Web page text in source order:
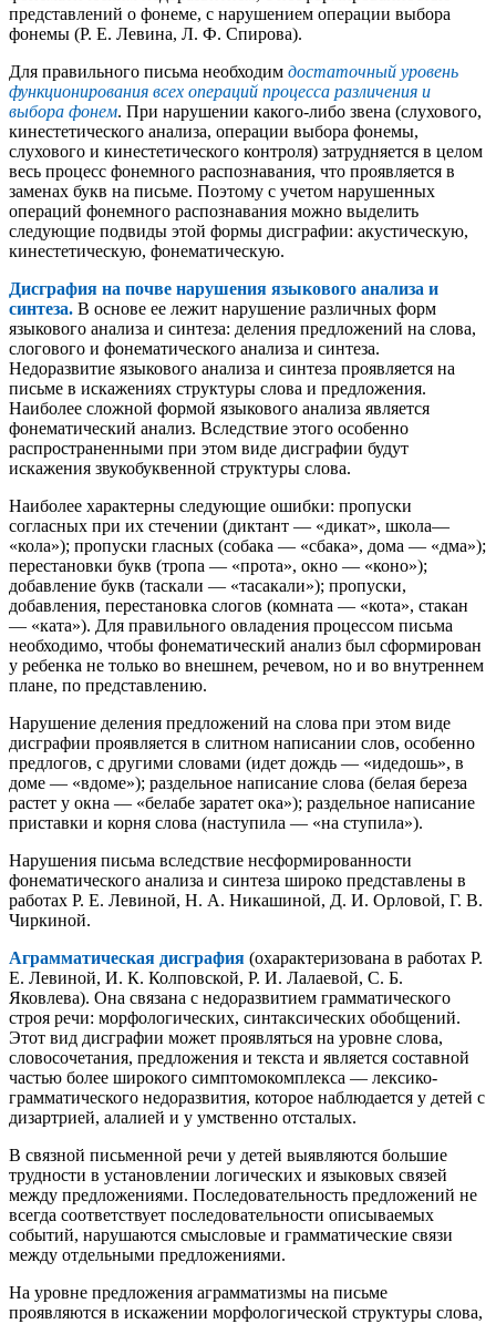
представлений о фонеме, с нарушением операции выбора
фонемы (Р. Е. Левина, Л. Ф. Спирова).
Для правильного письма необходим достаточный уровень
функционирования всех операций процесса различения и
выбора фонем. При нарушении какого-либо звена (слухового,
кинестетического анализа, операции выбора фонемы,
слухового и кинестетического контроля) затрудняется в целом
весь процесс фонемного распознавания, что проявляется в
заменах букв на письме. Поэтому с учетом нарушенных
операций фонемного распознавания можно выделить
следующие подвиды этой формы дисграфии: акустическую,
кинестетическую, фонематическую.
Дисграфия на почве нарушения языкового анализа и
синтеза. В основе ее лежит нарушение различных форм
языкового анализа и синтеза: деления предложений на слова,
слогового и фонематического анализа и синтеза.
Недоразвитие языкового анализа и синтеза проявляется на
письме в искажениях структуры слова и предложения.
Наиболее сложной формой языкового анализа является
фонематический анализ. Вследствие этого особенно
распространенными при этом виде дисграфии будут
искажения звукобуквенной структуры слова.
Наиболее характерны следующие ошибки: пропуски
согласных при их стечении (диктант — «дикат», школа—
«кола»); пропуски гласных (собака — «сбака», дома — «дма»);
перестановки букв (тропа — «прота», окно — «коно»);
добавление букв (таскали — «тасакали»); пропуски,
добавления, перестановка слогов (комната — «кота», стакан
— «ката»). Для правильного овладения процессом письма
необходимо, чтобы фонематический анализ был сформирован
у ребенка не только во внешнем, речевом, но и во внутреннем
плане, по представлению.
Нарушение деления предложений на слова при этом виде
дисграфии проявляется в слитном написании слов, особенно
предлогов, с другими словами (идет дождь — «идедошь», в
доме — «вдоме»); раздельное написание слова (белая береза
растет у окна — «белабе заратет ока»); раздельное написание
приставки и корня слова (наступила — «на ступила»).
Нарушения письма вследствие несформированности
фонематического анализа и синтеза широко представлены в
работах Р. Е. Левиной, Н. А. Никашиной, Д. И. Орловой, Г. В.
Чиркиной.
Аграмматическая дисграфия (охарактеризована в работах Р.
Е. Левиной, И. К. Колповской, Р. И. Лалаевой, С. Б.
Яковлева). Она связана с недоразвитием грамматического
строя речи: морфологических, синтаксических обобщений.
Этот вид дисграфии может проявляться на уровне слова,
словосочетания, предложения и текста и является составной
частью более широкого симптомокомплекса — лексико-
грамматического недоразвития, которое наблюдается у детей с
дизартрией, алалией и у умственно отсталых.
В связной письменной речи у детей выявляются большие
трудности в установлении логических и языковых связей
между предложениями. Последовательность предложений не
всегда соответствует последовательности описываемых
событий, нарушаются смысловые и грамматические связи
между отдельными предложениями.
На уровне предложения аграмматизмы на письме
проявляются в искажении морфологической структуры слова,